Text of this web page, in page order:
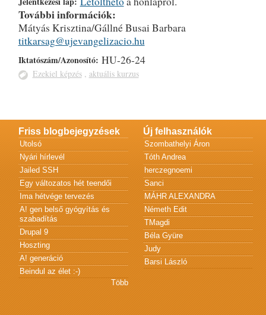
További információk:
Mátyás Krisztina/Gállné Busai Barbara
titkarsag@ujevangelizacio.hu
Iktatószám/Azonosító: HU-26-24
Ezekiel képzés , aktuális kurzus
Friss blogbejegyzések
Utolsó
Nyári hírlevél
Jailed SSH
Egy változatos hét teendői
Ima hétvége tervezés
A! gen belső gyógyítás és
szabadítás
Drupal 9
Hoszting
A! generáció
Beindul az élet :-)
Több
Új felhasználók
Szombathelyi Áron
Tóth Andrea
herczegnoemi
Sanci
MÁHR ALEXANDRA
Németh Edit
TMagdi
Béla Gyüre
Judy
Barsi László